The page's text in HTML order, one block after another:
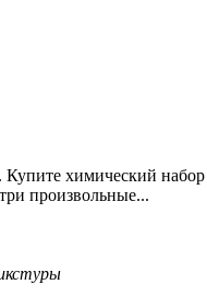
Купите химический
произвольные...